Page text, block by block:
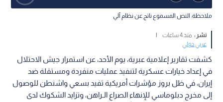
ملاحظة: النص المسموع ناتج عن نظام آلي
نشر : منذ 4 ساعات
عربي دولي
كشفت تقارير إعلامية عبرية، يوم الأحد، عن استمرار جيش الاحتلال
في إعداد خيارات عسكرية لتنفيذ عمليات منفردة ومستقلة ضد
إيران، في ظل بروز مؤشرات أمريكية تفيد بسعي واشنطن للوصول
إلى مخرج دبلوماسي للإنهاء الصراع الـراهن، وتزايد الشكوك لدى